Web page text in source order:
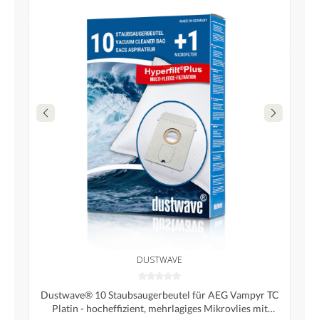
DUSTWAVE
Dustwave® 10 Staubsaugerbeutel für AEG Vampyr TC
Platin - hocheffizient, mehrlagiges Mikrovlies mit